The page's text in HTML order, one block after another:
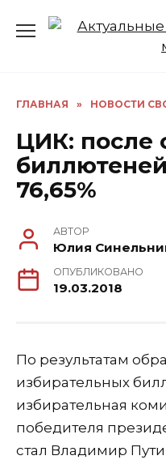
ГЛАВНАЯ » НОВОСТИ
ЦИК: после
76,65%
АВТОР
Юлия
ОПУБЛИКОВАНО
19.03.2018
По результатам
избирательных
избирательная
победителя
стал Владимир